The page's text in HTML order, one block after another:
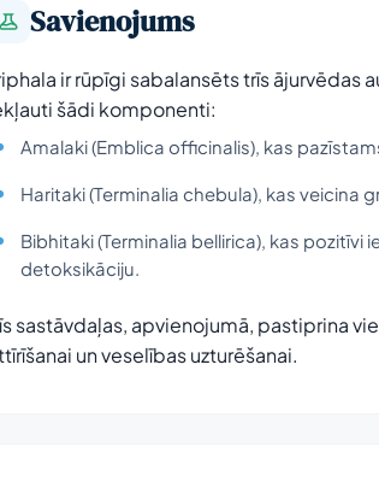
Savienojums
ir rūpīgi sabalansēts trīs ājurvēdas
šādi komponenti:
Amalaki (Emblica officinalis), kas
Haritaki (Terminalia chebula), kas veicina
Bibhitaki (Terminalia bellirica), kas
detoksikāciju.
sastāvdaļas, apvienojumā, pastiprina
un veselības uzturēšanai.